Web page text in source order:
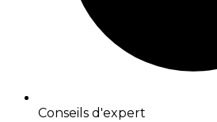
Conseils d'expert